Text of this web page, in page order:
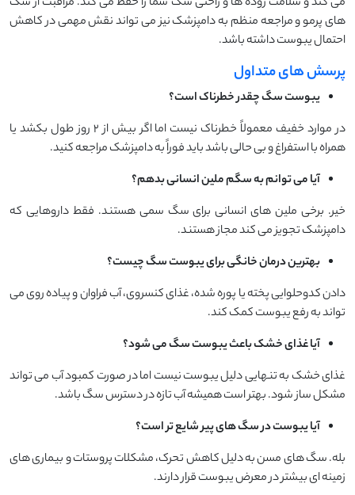
های پرمو و مراجعه منظم به دامپزشک نیز می تواند نقش مهمی در کاهش
احتمال یبوست داشته باشد.
پرسش های متداول
یبوست سگ چقدر خطرناک است؟
در موارد خفیف معمولاً خطرناک نیست اما اگر بیش از ۲ روز طول بکشد یا
همراه با استفراغ و بی حالی باشد باید فوراً به دامپزشک مراجعه کنید.
آیا می توانم به سگم ملین انسانی بدهم؟
خیر. برخی ملین های انسانی برای سگ سمی هستند. فقط داروهایی که
دامپزشک تجویز می کند مجاز هستند.
بهترین درمان خانگی برای یبوست سگ چیست؟
دادن کدوحلوایی پخته یا پوره شده، غذای کنسروی، آب فراوان و پیاده روی می
تواند به رفع یبوست کمک کند.
آیا غذای خشک باعث یبوست سگ می شود؟
غذای خشک به تنهایی دلیل یبوست نیست اما در صورت کمبود آب می تواند
مشکل ساز شود. بهتر است همیشه آب تازه در دسترس سگ باشد.
آیا یبوست در سگ های پیر شایع تر است؟
بله. سگ های مسن به دلیل کاهش تحرک، مشکلات پروستات و بیماری های
زمینه ای بیشتر در معرض یبوست قرار دارند.